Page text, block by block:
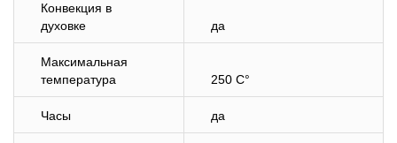
Конвекция в
духовке
да
Максимальная
температура
250 C°
Часы да